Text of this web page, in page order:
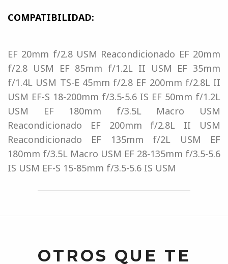
COMPATIBILIDAD:
EF 20mm f/2.8 USM Reacondicionado EF 20mm
f/2.8 USM EF 85mm f/1.2L II USM EF 35mm
f/1.4L USM TS-E 45mm f/2.8 EF 200mm f/2.8L II
USM EF-S 18-200mm f/3.5-5.6 IS EF 50mm f/1.2L
USM EF 180mm f/3.5L Macro USM
Reacondicionado EF 200mm f/2.8L II USM
Reacondicionado EF 135mm f/2L USM EF
180mm f/3.5L Macro USM EF 28-135mm f/3.5-5.6
IS USM EF-S 15-85mm f/3.5-5.6 IS USM
OTROS QUE TE